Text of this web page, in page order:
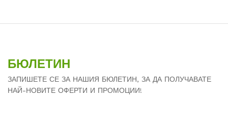
БЮЛЕТИН
ЗАПИШЕТЕ СЕ ЗА НАШИЯ БЮЛЕТИН, ЗА ДА ПОЛУЧАВАТЕ
НАЙ-НОВИТЕ ОФЕРТИ И ПРОМОЦИИ!